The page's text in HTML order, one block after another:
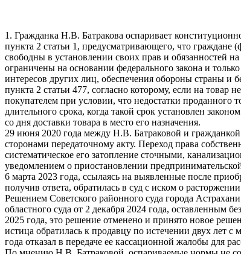
1. Гражданка Н.В. Батракова оспаривает
пункта 2 статьи 1, предусматривающего, что граждане
свободны в установлении своих прав и обязанностей
ограничены на основании федерального закона и
интересов других лиц, обеспечения обороны страны и
пункта 2 статьи 477, согласно которому, если на товар
покупателем при условии, что недостатки проданного
длительного срока, когда такой срок установлен
со дня доставки товара в место его назначения.
29 июня 2020 года между Н.В. Батраковой и
сторонами передаточному акту. Переход права
систематическое его затопление сточными,
уведомлением о приостановлении
6 марта 2023 года, ссылаясь на выявленные после
получив ответа, обратилась в суд с иском о
Решением Советского районного суда города
областного суда от 2 декабря 2024 года, оставленным
2025 года, это решение отменено и принято новое
истица обратилась к продавцу по истечении двух лет
года отказал в передаче ее кассационной жалобы для